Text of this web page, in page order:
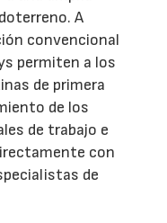
A
convencional
permiten a los
de primera
de los
de trabajo e
con
de